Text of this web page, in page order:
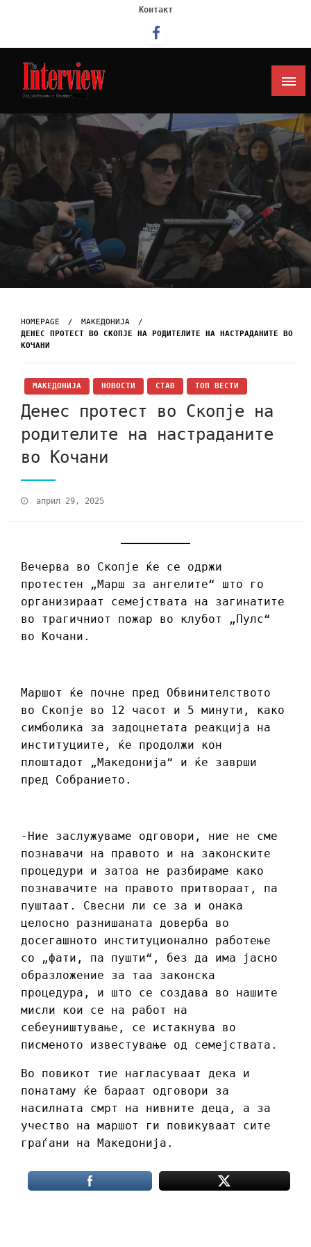
Контакт
Интервју
HOMEPAGE
МАКЕДОНИЈА
ДЕНЕС ПРОТЕСТ ВО СКОПЈЕ НА РОДИТЕЛИТЕ НА НАСТРАДАНИТЕ ВО
КОЧАНИ
МАКЕДОНИЈА НОВОСТИ СТАВ ТОП ВЕСТИ
Денес протест во Скопје на
родителите на настраданите
во Кочани
април 29, 2025
Вечерва во Скопје ќе се одржи
протестен „Марш за ангелите“ што го
организираат семејствата на загинатите
во трагичниот пожар во клубот „Пулс“
во Кочани.
Маршот ќе почне пред Oбвинителството
во Скопје во 12 часот и 5 минути, како
симболика за задоцнетата реакција на
институциите, ќе продолжи кон
плоштадот „Македонија“ и ќе заврши
пред Собранието.
-Ние заслужуваме одговори, ние не сме
познавачи на правото и на законските
процедури и затоа не разбираме како
познавачите на правото притвораат, па
пуштаат. Свесни ли се за и онака
целосно разнишаната доверба во
досегашното институционално работење
со „фати, па пушти“, без да има јасно
образложение за таа законска
процедура, и што се создава во нашите
мисли кои се на работ на
себеуништување, се истакнува во
писменото известување од семејствата.
Во повикот тие нагласуваат дека и
понатаму ќе бараат одговори за
насилната смрт на нивните деца, а за
учество на маршот ги повикуваат сите
граѓани на Македонија.